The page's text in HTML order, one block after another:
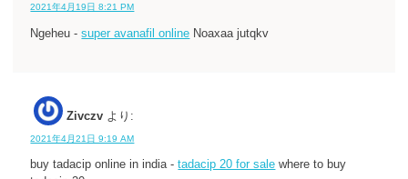
2021年4月19日 8:21 PM
Ngeheu -super avanafil online Noaxaa jutqkv
Zivczv より:
2021年4月21日 9:19 AM
buy tadacip online in india -tadacip 20 for sale where to buy